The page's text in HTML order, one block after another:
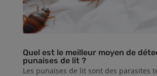
Quel est le meilleur moyen de
punaises de lit ?
Les punaises de lit sont des parasites